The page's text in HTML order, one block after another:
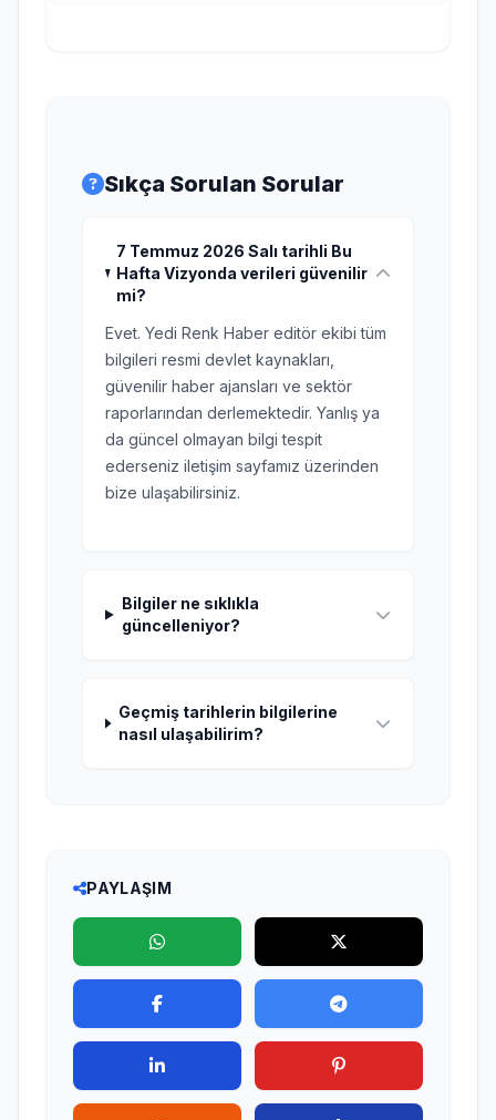
Sıkça Sorulan Sorular
7 Temmuz 2026 Salı tarihli Bu
Hafta Vizyonda verileri güvenilir
mi?
Evet. Yedi Renk Haber editör ekibi tüm
bilgileri resmi devlet kaynakları,
güvenilir haber ajansları ve sektör
raporlarından derlemektedir. Yanlış ya
da güncel olmayan bilgi tespit
ederseniz iletişim sayfamız üzerinden
bize ulaşabilirsiniz.
Bilgiler ne sıklıkla
güncelleniyor?
Geçmiş tarihlerin bilgilerine
nasıl ulaşabilirim?
PAYLAŞIM